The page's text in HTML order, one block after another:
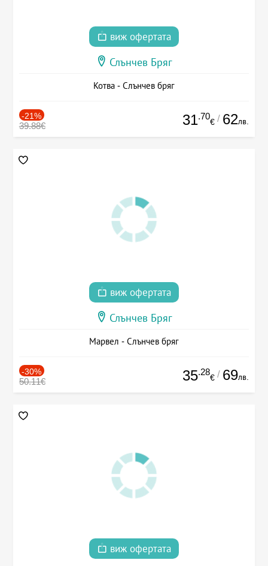
виж офертата
Слънчев Бряг
Котва - Слънчев бряг
-21%
39.88€ 31.70
€ / 62лв.
виж офертата
Слънчев Бряг
Марвел - Слънчев бряг
-30%
50.11€ 35.28
€ / 69лв.
виж офертата